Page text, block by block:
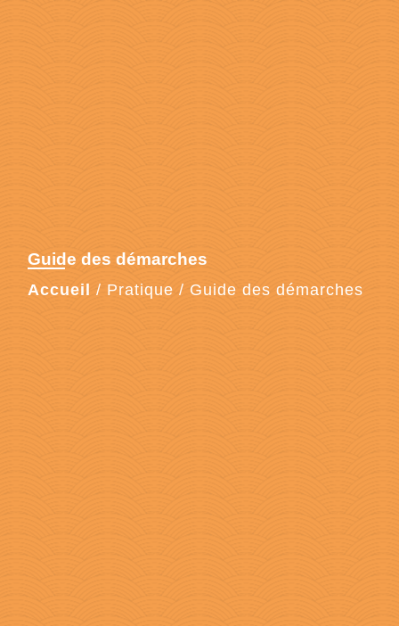
Guide des démarches
Accueil / Pratique / Guide des démarches